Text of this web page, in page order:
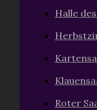
Halle
Roter